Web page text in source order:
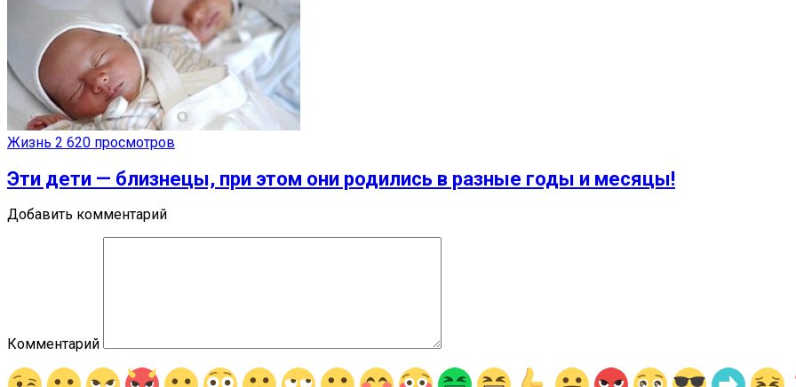
Жизнь 2 620 просмотров
Эти дети — близнецы, при этом они родились в разные годы и месяцы!
Добавить комментарий
Комментарий